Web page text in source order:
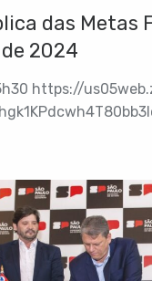
das Metas
2024
https://